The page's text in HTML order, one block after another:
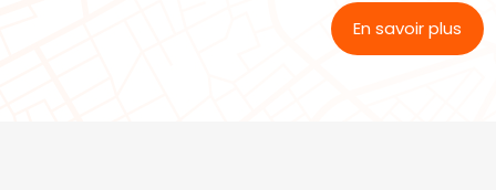
En savoir plus